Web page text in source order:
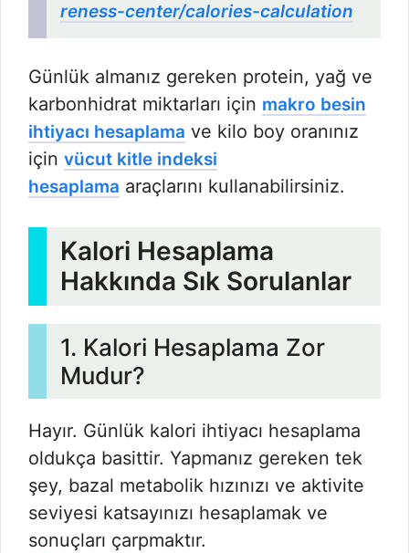
reness-center/calories-calculation
Günlük almanız gereken protein, yağ ve
karbonhidrat miktarları için makro besin
ihtiyacı hesaplama ve kilo boy oranınız
için vücut kitle indeksi
hesaplama araçlarını kullanabilirsiniz.
Kalori Hesaplama
Hakkında Sık Sorulanlar
1. Kalori Hesaplama Zor
Mudur?
Hayır. Günlük kalori ihtiyacı hesaplama
oldukça basittir. Yapmanız gereken tek
şey, bazal metabolik hızınızı ve aktivite
seviyesi katsayınızı hesaplamak ve
sonuçları çarpmaktır.